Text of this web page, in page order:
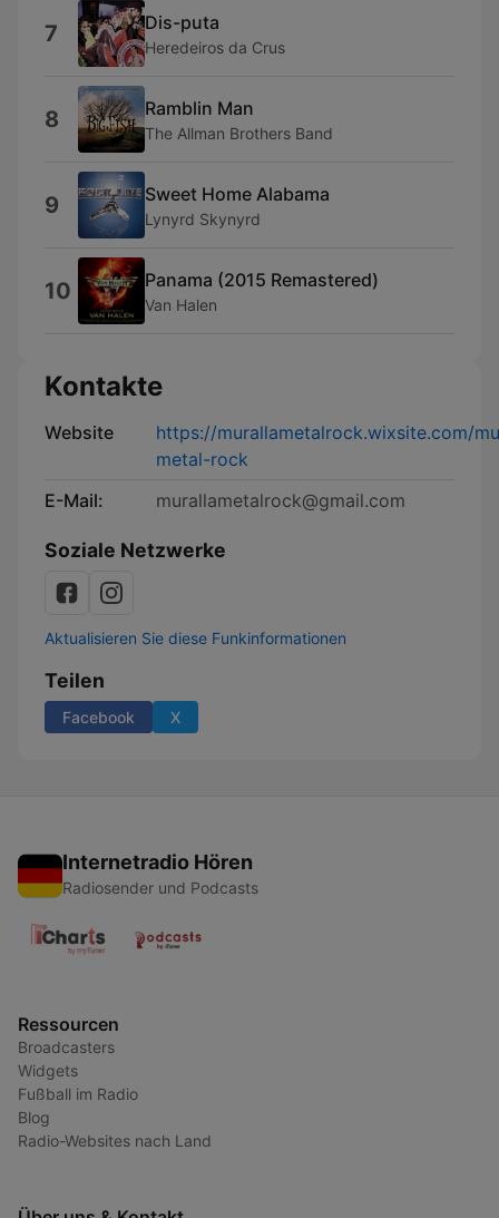
7 Dis-puta
Heredeiros da Crus
8 Ramblin Man
The Allman Brothers Band
9 Sweet Home Alabama
Lynyrd Skynyrd
10 Panama (2015 Remastered)
Van Halen
Kontakte
Website
https://murallametalrock.wixsite.com/
metal-rock
E-Mail:
murallametalrock@gmail.com
Soziale Netzwerke
Aktualisieren Sie diese Funkinformationen
Teilen
Facebook X
Internetradio Hören
Radiosender und Podcasts
Ressourcen
Broadcasters
Widgets
Fußball im Radio
Blog
Radio-Websites nach Land